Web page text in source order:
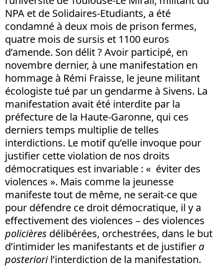
NPA et de Solidaires-Etudiants, a été
condamné à deux mois de prison fermes,
quatre mois de sursis et 1100 euros
d’amende. Son délit ? Avoir participé, en
novembre dernier, à une manifestation en
hommage à Rémi Fraisse, le jeune militant
écologiste tué par un gendarme à Sivens. La
manifestation avait été interdite par la
préfecture de la Haute-Garonne, qui ces
derniers temps multiplie de telles
interdictions. Le motif qu’elle invoque pour
justifier cette violation de nos droits
démocratiques est invariable : « éviter des
violences ». Mais comme la jeunesse
manifeste tout de même, ne serait-ce que
pour défendre ce droit démocratique, il y a
effectivement des violences – des violences
policières délibérées, orchestrées, dans le but
d’intimider les manifestants et de justifier a
posterioril’interdiction de la manifestation.